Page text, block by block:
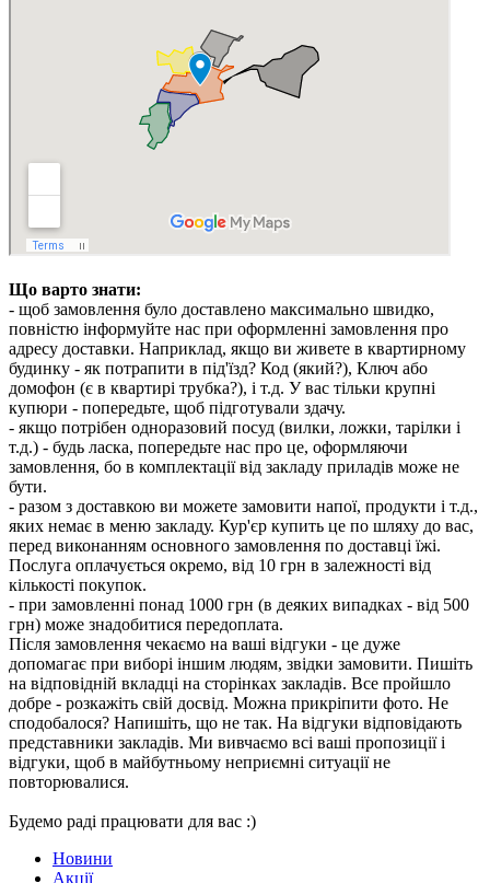
Що варто знати:
- щоб замовлення було доставлено максимально швидко,
повністю інформуйте нас при оформленні замовлення про
адресу доставки. Наприклад, якщо ви живете в квартирному
будинку - як потрапити в під'їзд? Код (який?), Ключ або
домофон (є в квартирі трубка?), і т.д. У вас тільки крупні
купюри - попередьте, щоб підготували здачу.
- якщо потрібен одноразовий посуд (вилки, ложки, тарілки і
т.д.) - будь ласка, попередьте нас про це, оформляючи
замовлення, бо в комплектації від закладу приладів може не
бути.
- разом з доставкою ви можете замовити напої, продукти і т.д.,
яких немає в меню закладу. Кур'єр купить це по шляху до вас,
перед виконанням основного замовлення по доставці їжі.
Послуга оплачується окремо, від 10 грн в залежності від
кількості покупок.
- при замовленні понад 1000 грн (в деяких випадках - від 500
грн) може знадобитися передоплата.
Після замовлення чекаємо на ваші відгуки - це дуже
допомагає при виборі іншим людям, звідки замовити. Пишіть
на відповідній вкладці на сторінках закладів. Все пройшло
добре - розкажіть свій досвід. Можна прикріпити фото. Не
сподобалося? Напишіть, що не так. На відгуки відповідають
представники закладів. Ми вивчаємо всі ваші пропозиції і
відгуки, щоб в майбутньому неприємні ситуації не
повторювалися.
Будемо раді працювати для вас :)
Новини
Акції